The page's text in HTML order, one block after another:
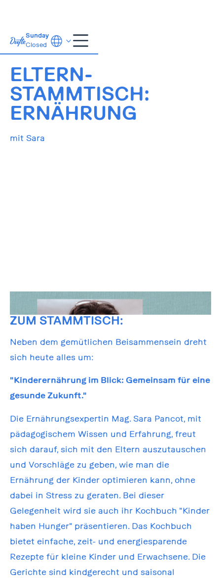
Sunday
Closed
14.5.2024 16:00
ELTERN-
STAMMTISCH:
ERNÄHRUNG
mit Sara
ZUM STAMMTISCH:
Neben dem gemütlichen Beisammensein dreht
sich heute alles um:
"Kinderernährung im Blick: Gemeinsam für eine
gesunde Zukunft."
Die Ernährungsexpertin Mag. Sara Pancot, mit
pädagogischem Wissen und Erfahrung, freut
sich darauf, sich mit den Eltern auszutauschen
und Vorschläge zu geben, wie man die
Ernährung der Kinder optimieren kann, ohne
dabei in Stress zu geraten. Bei dieser
Gelegenheit wird sie auch ihr Kochbuch "Kinder
haben Hunger" präsentieren. Das Kochbuch
bietet einfache, zeit- und energiesparende
Rezepte für kleine Kinder und Erwachsene. Die
Gerichte sind kindgerecht und saisonal